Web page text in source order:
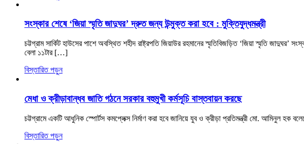
সংস্কার শেষে ‘জিয়া স্মৃতি জাদুঘর’ দ্রুত জন্য উন্মুক্ত করা হবে : মুক্তিযুদ্ধমন্ত্রী
চট্টগ্রাম সার্কিট হাউসের পাশে অবস্থিত শহীদ রাষ্ট্রপতি জিয়াউর রহমানের স্মৃতিবিজড়িত ‘জিয়া স্মৃতি
বেলা ১১টার […]
বিস্তারিত পড়ুন
মেধা ও ক্রীড়াবান্ধব জাতি গঠনে সরকার বহুমুখী কর্মসূচি বাস্তবায়ন করছে
চট্টগ্রামে একটি আধুনিক স্পোর্টস কমপ্লেক্স নির্মাণ করা হবে জানিয়ে যুব ও ক্রীড়া প্রতিমন্ত্রী মো. আমিনুল
বিস্তারিত পড়ুন